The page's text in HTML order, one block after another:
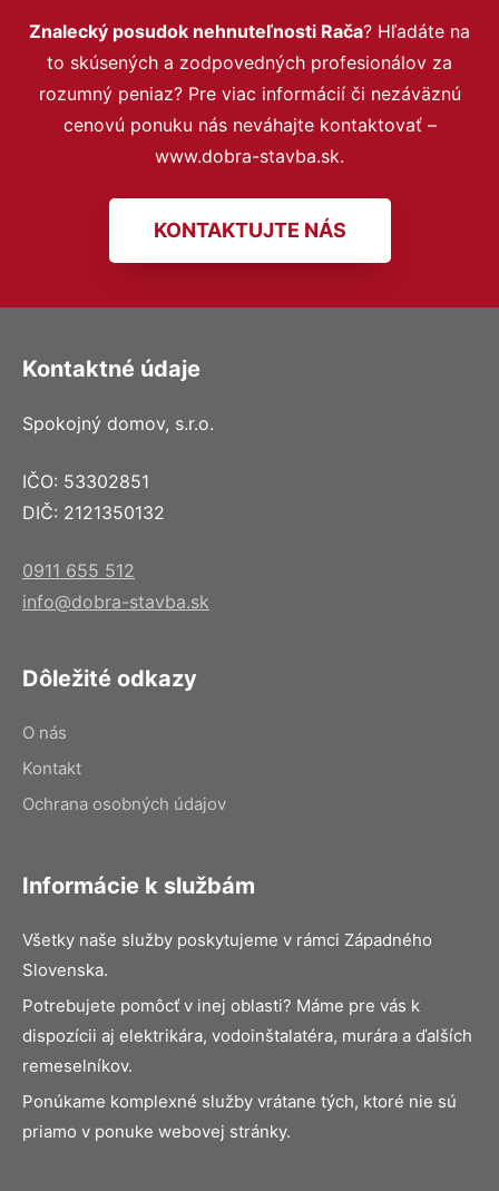
Znalecký posudok nehnuteľnosti Rača? Hľadáte na
to skúsených a zodpovedných profesionálov za
rozumný peniaz? Pre viac informácií či nezáväznú
cenovú ponuku nás neváhajte kontaktovať –
www.dobra-stavba.sk.
KONTAKTUJTE NÁS
Kontaktné údaje
Spokojný domov, s.r.o.
IČO: 53302851
DIČ: 2121350132
0911 655 512
info@dobra-stavba.sk
Dôležité odkazy
O nás
Kontakt
Ochrana osobných údajov
Informácie k službám
Všetky naše služby poskytujeme v rámci Západného
Slovenska.
Potrebujete pomôcť v inej oblasti? Máme pre vás k
dispozícii aj elektrikára, vodoinštalatéra, murára a ďalších
remeselníkov.
Ponúkame komplexné služby vrátane tých, ktoré nie sú
priamo v ponuke webovej stránky.